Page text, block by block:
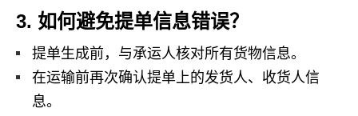
3. 如何避免提单信息错误？
提单生成前，与承运人核对所有货物信息。
在运输前再次确认提单上的发货人、收货人信
息。